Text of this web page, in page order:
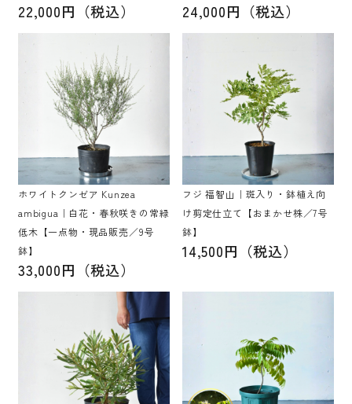
22,000円（税込） 24,000円（税込）
ホワイトクンゼア Kunzea
ambigua｜白花・春秋咲きの常緑
低木【一点物・現品販売／9号
鉢】
33,000円（税込）
フジ 福智山｜斑入り・鉢植え向
け剪定仕立て【おまかせ株／7号
鉢】
14,500円（税込）